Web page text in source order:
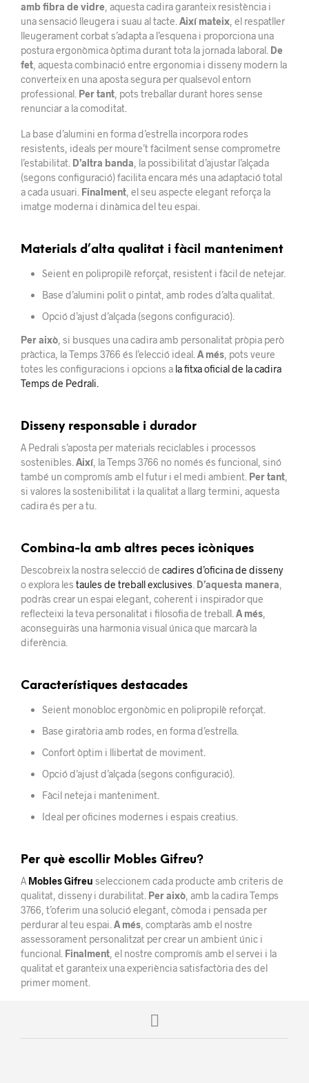
amb fibra de vidre , aquesta cadira garanteix resistència i
una sensació lleugera i suau al tacte. Així mateix , el respatller
lleugerament corbat s’adapta a l’esquena i proporciona una
postura ergonòmica òptima durant tota la jornada laboral. De
fet , aquesta combinació entre ergonomia i disseny modern la
converteix en una aposta segura per qualsevol entorn
professional. Per tant , pots treballar durant hores sense
renunciar a la comoditat.
La base d’alumini en forma d’estrella incorpora rodes
resistents, ideals per moure’t fàcilment sense comprometre
l’estabilitat. D’altra banda , la possibilitat d’ajustar l’alçada
(segons configuració) facilita encara més una adaptació total
a cada usuari. Finalment , el seu aspecte elegant reforça la
imatge moderna i dinàmica del teu espai.
Materials d’alta qualitat i fàcil manteniment
Seient en polipropilè reforçat, resistent i fàcil de netejar.
Base d’alumini polit o pintat, amb rodes d’alta qualitat.
Opció d’ajust d’alçada (segons configuració).
Per això , si busques una cadira amb personalitat pròpia però
pràctica, la Temps 3766 és l’elecció ideal. A més , pots veure
totes les configuracions i opcions a la fitxa oficial de la cadira
Temps de Pedrali.
Disseny responsable i durador
A Pedrali s’aposta per materials reciclables i processos
sostenibles. Així, la Temps 3766 no només és funcional, sinó
també un compromís amb el futur i el medi ambient. Per tant
si valores la sostenibilitat i la qualitat a llarg termini, aquesta
cadira és per a tu.
Combina-la amb altres peces icòniques
Descobreix la nostra selecció de cadires d’oficina de disseny
o explora les taules de treball exclusives D’aquesta manera
podràs crear un espai elegant, coherent i inspirador que
reflecteixi la teva personalitat i filosofia de treball. A més
aconseguiràs una harmonia visual única que marcarà la
diferència.
Característiques destacades
Seient monobloc ergonòmic en polipropilè reforçat.
Base giratòria amb rodes, en forma d’estrella.
Confort òptim i llibertat de moviment.
Opció d’ajust d’alçada (segons configuració).
Fàcil neteja i manteniment.
Ideal per oficines modernes i espais creatius.
Per què escollir Mobles Gifreu?
A Mobles Gifreu seleccionem cada producte amb criteris de
qualitat, disseny i durabilitat. Per això , amb la cadira Temps
3766, t’oferim una solució elegant, còmoda i pensada per
perdurar al teu espai. A més , comptaràs amb el nostre
assessorament personalitzat per crear un ambient únic i
funcional. Finalment , el nostre compromís amb el servei i la
qualitat et garanteix una experiència satisfactòria des del
primer moment.